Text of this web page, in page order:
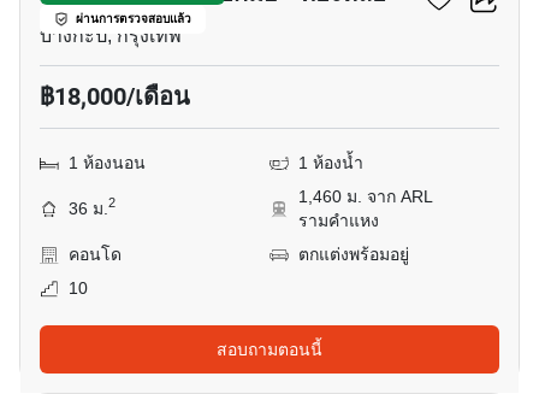
ผ่านการตรวจสอบแล้ว
บางกะปิ, กรุงเทพ
฿18,000/เดือน
1 ห้องนอน 1 ห้องน้ำ
36 ม.2
1,460 ม. จาก ARL
รามคำแหง
คอนโด
ตกแต่งพร้อมอยู่
10
สอบถามตอนนี้